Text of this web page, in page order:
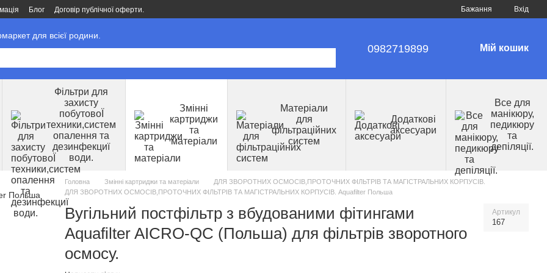
Блог Договір публічної оферти. Бажання Вхід
для всієї родини.
0982719899 Мій кошик
Фільтри для
захисту
побутовоЇ
техники,систем
опалення та
дезинфекциї
води.
Змінні
картриджи
та
матеріали
Матеріали
для
фільтраційних
систем
Додаткові
аксесуари
Все для
манікюру,
педикюру
та
депіляції.
Головна Змінні картриджи та матеріали
ДЛЯ ЗВОРОТНИХ ОСМОСІВ,ПРОТОЧНИХ ФІЛЬТРІВ ТА МАГІСТРАЛЬНИХ КОРПУСІВ.
ДЛЯ ЗВОРОТНИХ ОСМОСІВ,ПРОТОЧНИХ ФІЛЬТРІВ ТА МАГІСТРАЛЬНИХ КОРПУСІВ. Aquafilter Польша
Вугільний постфільтр з вбудованими фітингами
Aquafilter AICRO-QC (Польша) для фільтрів зворотного
осмосу.
Артикул
167